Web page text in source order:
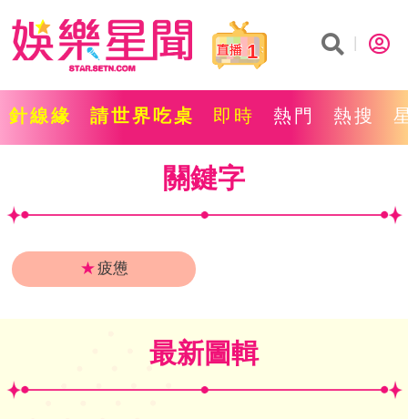
1
針線緣 請世界吃桌 即時 熱門 熱搜
關鍵字
★疲憊
最新圖輯